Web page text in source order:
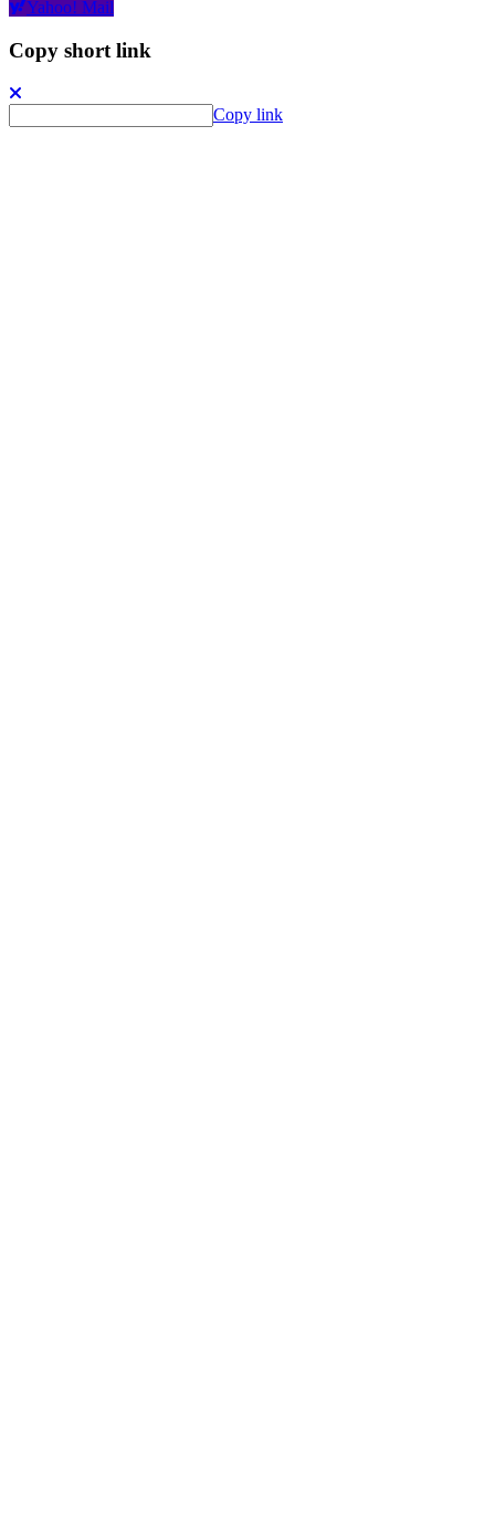
Yahoo! Mail
Copy short link
Copy link